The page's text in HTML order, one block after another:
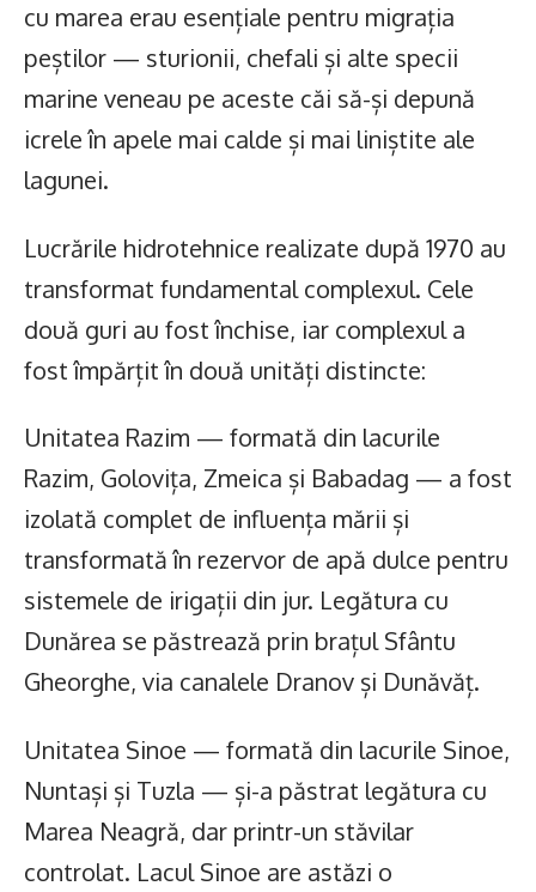
cu marea erau esențiale pentru migrația
peștilor — sturionii, chefali și alte specii
marine veneau pe aceste căi să-și depună
icrele în apele mai calde și mai liniștite ale
lagunei.
Lucrările hidrotehnice realizate după 1970 au
transformat fundamental complexul. Cele
două guri au fost închise, iar complexul a
fost împărțit în două unități distincte:
Unitatea Razim — formată din lacurile
Razim, Golovița, Zmeica și Babadag — a fost
izolată complet de influența mării și
transformată în rezervor de apă dulce pentru
sistemele de irigații din jur. Legătura cu
Dunărea se păstrează prin brațul Sfântu
Gheorghe, via canalele Dranov și Dunăvăț.
Unitatea Sinoe — formată din lacurile Sinoe,
Nuntași și Tuzla — și-a păstrat legătura cu
Marea Neagră, dar printr-un stăvilar
controlat. Lacul Sinoe are astăzi o